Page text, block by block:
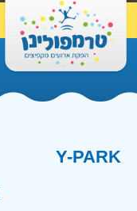
Y-PARK